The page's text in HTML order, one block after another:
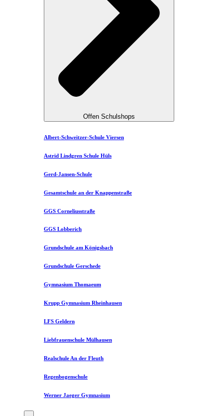
Offen Schulshops
Albert-Schweitzer-Schule Viersen
Astrid Lindgren Schule Hüls
Gerd-Jansen-Schule
Gesamtschule an der Knappenstraße
GGS Corneliusstraße
GGS Lobberich
Grundschule am Königsbach
Grundschule Gerschede
Gymnasium Thomaeum
Krupp Gymnasium Rheinhausen
LFS Geldern
Liebfrauenschule Mülhausen​
Realschule An der Fleuth
Regenbogenschule
Werner Jaeger Gymnasium